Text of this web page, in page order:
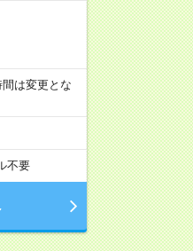
は変更とな
不要